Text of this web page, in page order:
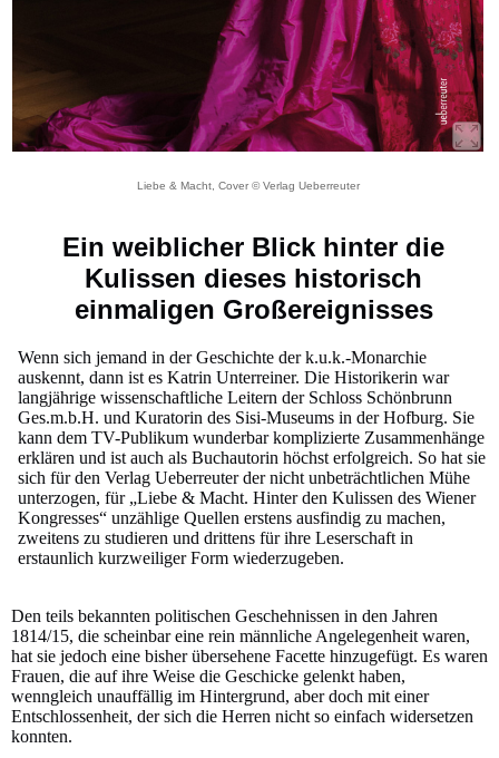
Liebe & Macht, Cover © Verlag Ueberreuter
Ein weiblicher Blick hinter die
Kulissen dieses historisch
einmaligen Großereignisses
Wenn sich jemand in der Geschichte der k.u.k.-Monarchie
auskennt, dann ist es Katrin Unterreiner. Die Historikerin war
langjährige wissenschaftliche Leitern der Schloss Schönbrunn
Ges.m.b.H. und Kuratorin des Sisi-Museums in der Hofburg. Sie
kann dem TV-Publikum wunderbar komplizierte Zusammenhänge
erklären und ist auch als Buchautorin höchst erfolgreich. So hat sie
sich für den Verlag Ueberreuter der nicht unbeträchtlichen Mühe
unterzogen, für „Liebe & Macht. Hinter den Kulissen des Wiener
Kongresses“ unzählige Quellen erstens ausfindig zu machen,
zweitens zu studieren und drittens für ihre Leserschaft in
erstaunlich kurzweiliger Form wiederzugeben.
Den teils bekannten politischen Geschehnissen in den Jahren
1814/15, die scheinbar eine rein männliche Angelegenheit waren,
hat sie jedoch eine bisher übersehene Facette hinzugefügt. Es waren
Frauen, die auf ihre Weise die Geschicke gelenkt haben,
wenngleich unauffällig im Hintergrund, aber doch mit einer
Entschlossenheit, der sich die Herren nicht so einfach widersetzen
konnten.